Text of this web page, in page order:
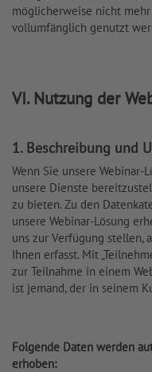
möglicherweise nicht
vollumfänglich genutzt
VI. Nutzung der
1. Beschreibung und
Wenn Sie unsere Webinar-
unsere Dienste
zu bieten. Zu den
unsere Webinar-Lösung
uns zur Verfügung stellen,
Ihnen erfasst. Mit
zur Teilnahme in einem
ist jemand, der in seinem
Folgende Daten werden
erhoben: